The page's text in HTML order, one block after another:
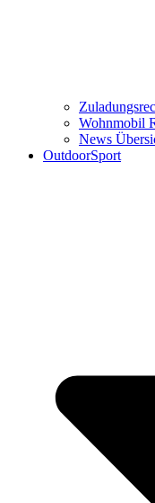
Wohnmobil
News
OutdoorSport